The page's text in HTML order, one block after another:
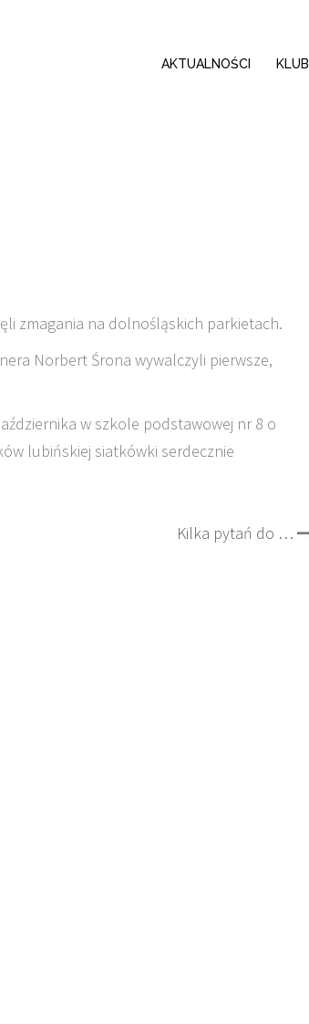
AKTUALNOŚCI KLUB
zmagania na dolnośląskich parkietach.
Norbert Śrona wywalczyli pierwsze,
w szkole podstawowej nr 8 o
lubińskiej siatkówki serdecznie
Kilka pytań do …